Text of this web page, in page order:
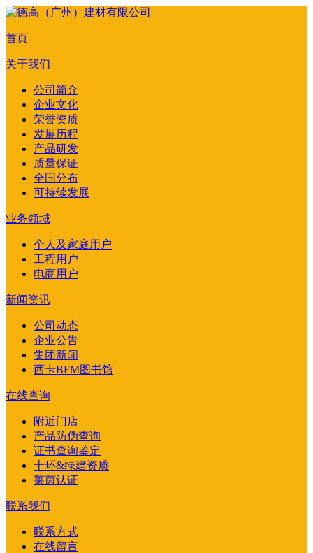
首页
关于我们
公司简介
企业文化
荣誉资质
发展历程
产品研发
质量保证
全国分布
可持续发展
业务领域
个人及家庭用户
工程用户
电商用户
新闻资讯
公司动态
企业公告
集团新闻
西卡BFM图书馆
在线查询
附近门店
产品防伪查询
证书查询鉴定
十环&绿建资质
莱茵认证
联系我们
联系方式
在线留言